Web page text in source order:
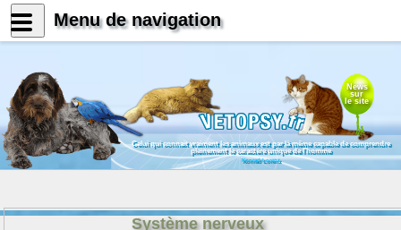
News
sur
le site
Celui qui connait vraiment les animaux est par là même capable de comprendre
pleinement le caractère unique de l'homme
Konrad Lorenz
Système nerveux
Menu de navigation